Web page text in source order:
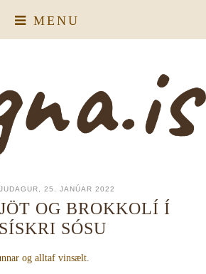
MENU
25. JANÚAR 2022
OG BROKKOLÍ Í
SÓSU
og alltaf vinsælt.